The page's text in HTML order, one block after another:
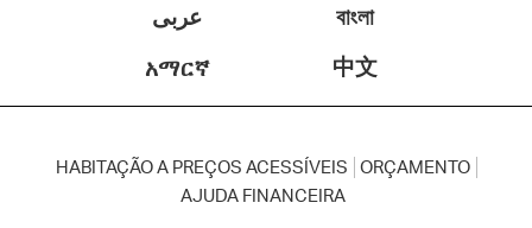
عربى
বাংলা
አማርኛ
中文
HABITAÇÃO A PREÇOS ACESSÍVEIS ORÇAMENTO
AJUDA FINANCEIRA